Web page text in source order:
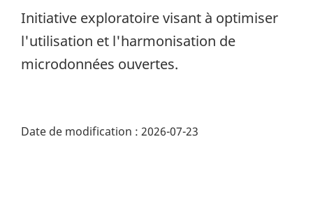
Initiative exploratoire visant à optimiser
l'utilisation et l'harmonisation de
microdonnées ouvertes.
Date de modification : 2026-07-23